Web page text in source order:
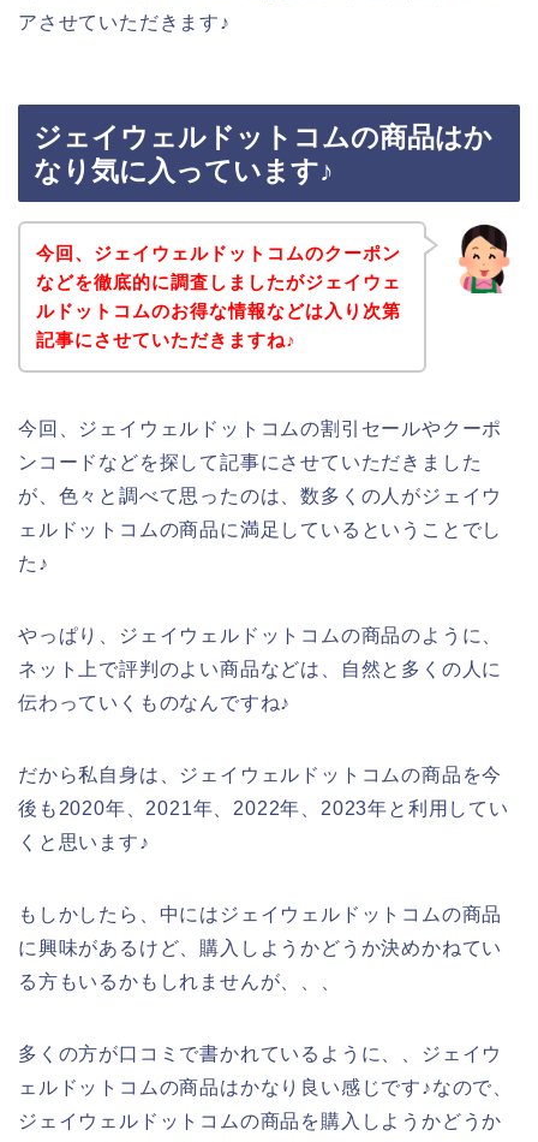
アさせていただきます♪
ジェイウェルドットコムの商品はか
なり気に入っています♪
今回、ジェイウェルドットコムのクーポン
などを徹底的に調査しましたがジェイウェ
ルドットコムのお得な情報などは入り次第
記事にさせていただきますね♪
今回、ジェイウェルドットコムの割引セールやクーポ
ンコードなどを探して記事にさせていただきました
が、色々と調べて思ったのは、数多くの人がジェイウ
ェルドットコムの商品に満足しているということでし
た♪
やっぱり、ジェイウェルドットコムの商品のように、
ネット上で評判のよい商品などは、自然と多くの人に
伝わっていくものなんですね♪
だから私自身は、ジェイウェルドットコムの商品を今
後も2020年、2021年、2022年、2023年と利用してい
くと思います♪
もしかしたら、中にはジェイウェルドットコムの商品
に興味があるけど、購入しようかどうか決めかねてい
る方もいるかもしれませんが、、、
多くの方が口コミで書かれているように、、ジェイウ
ェルドットコムの商品はかなり良い感じです♪なので、
ジェイウェルドットコムの商品を購入しようかどうか